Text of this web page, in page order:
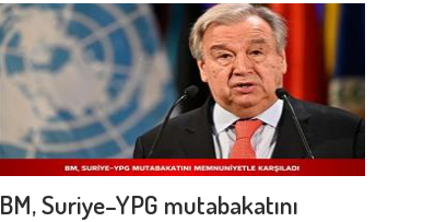
BM, Suriye–YPG mutabakatını